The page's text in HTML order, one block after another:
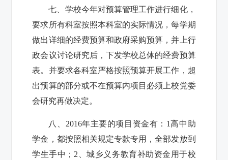
七、学校今年对预算管理工作进行细化，
要求所有科室按照本科室的实际情况，每学期
做出详细的经费预算和政府采购预算，并上行
政会议讨论研究后，下发学校总体的经费预算
表。并要求各科室严格按照预算开展工作，超
出预算的部分或不在预算内项目必须上校党委
会研究再做决定。
八、2016年主要的项目资金有：1高中助
学金，都按照相关规定专款专用，全部发放到
学生手中；2、城乡义务教育补助资金用于校